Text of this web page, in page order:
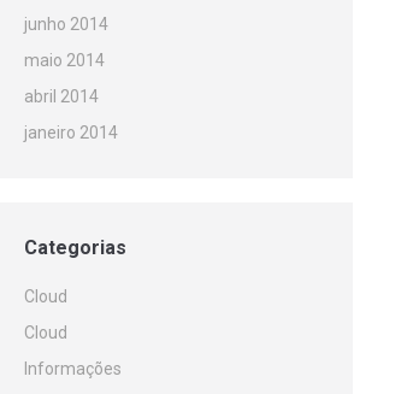
junho 2014
maio 2014
abril 2014
janeiro 2014
Categorias
Cloud
Cloud
Informações